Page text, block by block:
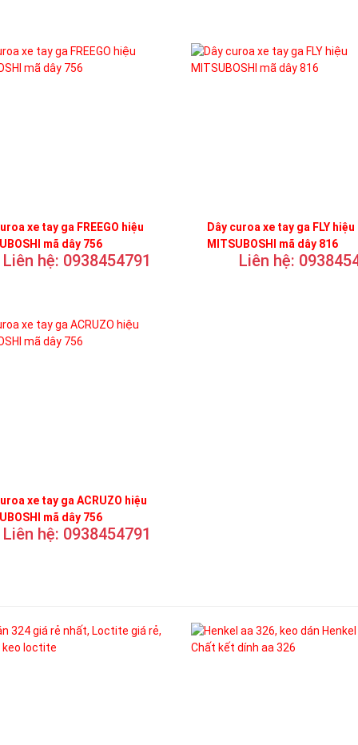
xe tay ga FREEGO hiệu
mã dây 756
Liên hệ: 0938454791
Dây curoa xe tay ga FLY hiệu
MITSUBOSHI mã dây 816
Liên hệ:
xe tay ga ACRUZO hiệu
mã dây 756
Liên hệ: 0938454791